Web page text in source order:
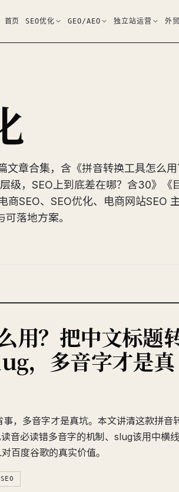
首页 SEO优化 GEO/AEO 独立站运营 外
文章合集，含《拼音转换工具怎么
级，SEO上到底差在哪？含30》《
商SEO、SEO优化、电商网站SEO
落地方案。
用？把中文标题
，多音字才是真
，多音字才是真坑。本文讲清这款拼音
音必读错多音字的机制、slug该用中横
百度谷歌的真实价值。